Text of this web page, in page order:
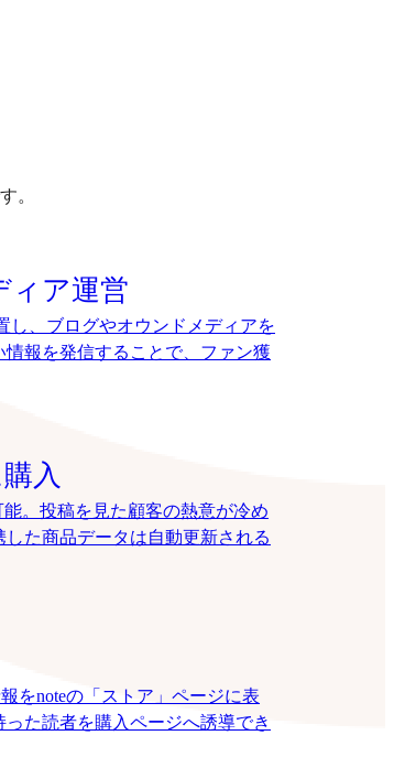
。
ィア運営
し、ブログやオウンドメディアを
報を発信することで、ファン獲
入
。投稿を見た顧客の熱意が冷め
た商品データは自動更新される
をnoteの「ストア」ページに表
た読者を購入ページへ誘導でき